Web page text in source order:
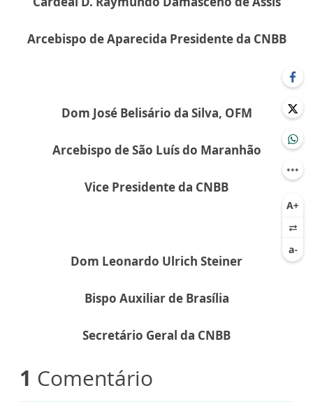
Arcebispo de Aparecida Presidente da CNBB
Dom José Belisário da Silva, OFM
Arcebispo de São Luís do Maranhão
Vice Presidente da CNBB
Dom Leonardo Ulrich Steiner
Bispo Auxiliar de Brasília
Secretário Geral da CNBB
1 Comentário